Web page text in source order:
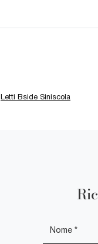
Letti Bside Siniscola